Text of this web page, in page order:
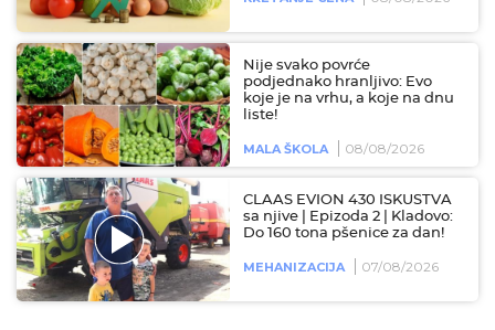
Nije svako povrće
podjednako hranljivo: Evo
koje je na vrhu, a koje na dnu
liste!
MALA ŠKOLA 08/08/2026
CLAAS EVION 430 ISKUSTVA
sa njive | Epizoda 2 | Kladovo:
Do 160 tona pšenice za dan!
MEHANIZACIJA 07/08/2026